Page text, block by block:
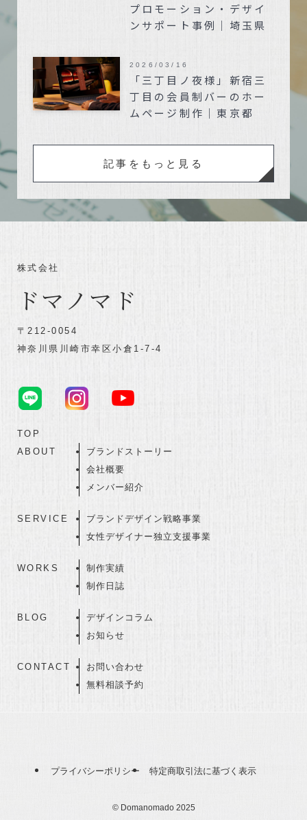
プロモーション・デザイ
ンサポート事例｜埼玉県
「三丁目ノ夜様」新宿三
丁目の会員制バーのホー
ムページ制作｜東京都
2026/03/16
記事をもっと見る
株式会社
ドマノマド
〒212-0054
神奈川県川崎市幸区小倉1-7-4
TOP
ABOUT
ブランドストーリー
会社概要
メンバー紹介
SERVICE
ブランドデザイン戦略事業
女性デザイナー独立支援事業
WORKS
制作実績
制作日誌
BLOG
デザインコラム
お知らせ
CONTACT
お問い合わせ
無料相談予約
プライバシーポリシー 特定商取引法に基づく表示
©Domanomado 2025